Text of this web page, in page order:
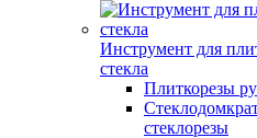
Инструмент для
стекла
Плиткорезы
стеклорезы